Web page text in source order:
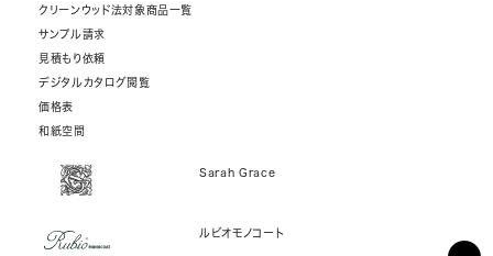
クリーンウッド法対象商品一覧
サンプル請求
見積もり依頼
デジタルカタログ閲覧
価格表
和紙空間
Sarah Grace
ルビオモノコート